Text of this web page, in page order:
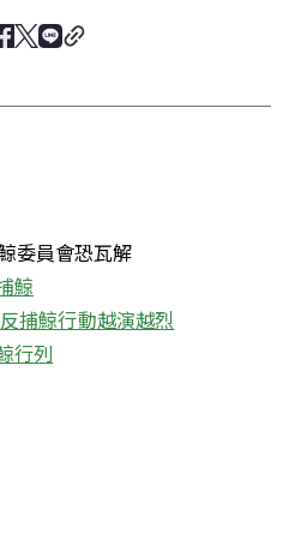
鯨
捕鯨行動越演越烈
行列